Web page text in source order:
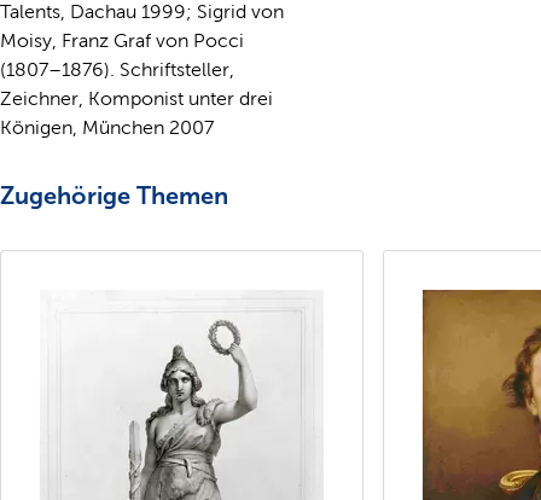
Talents, Dachau 1999; Sigrid von
Moisy, Franz Graf von Pocci
(1807–1876). Schriftsteller,
Zeichner, Komponist unter drei
Königen, München 2007
Zugehörige Themen